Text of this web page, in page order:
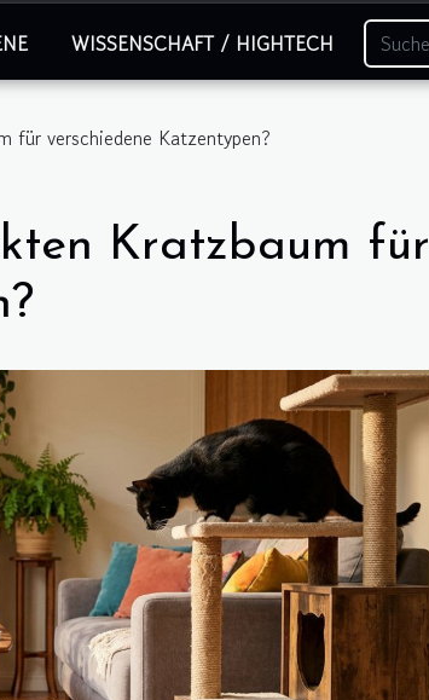
WISSENSCHAFT / HIGHTECH
für verschiedene Katzentypen?
Kratzbaum für